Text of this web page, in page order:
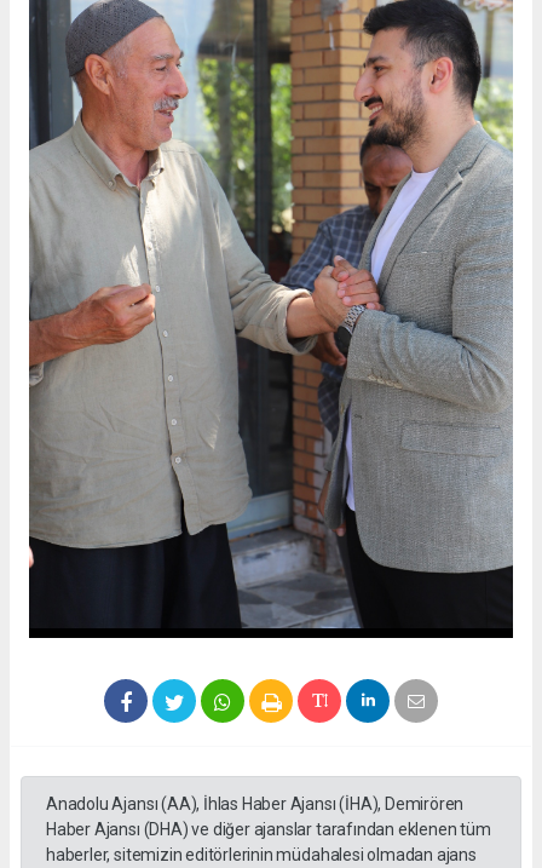
Anadolu Ajansı (AA), İhlas Haber Ajansı (İHA), Demirören
Haber Ajansı (DHA) ve diğer ajanslar tarafından eklenen tüm
haberler, sitemizin editörlerinin müdahalesi olmadan ajans